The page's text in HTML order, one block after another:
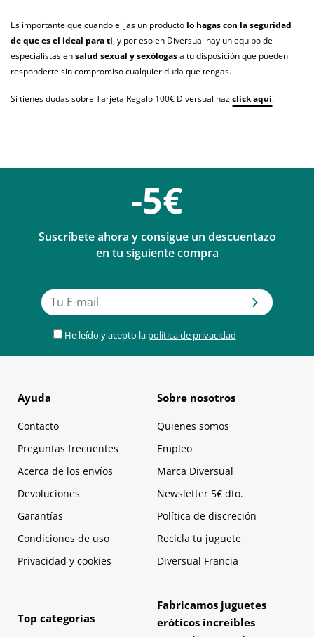
Es importante que cuando elijas un producto lo hagas con la seguridad
de que es el ideal para ti, y por eso en Diversual hay un equipo de
especialistas ensalud sexual y sexólogasa tu disposición que pueden
responderte sin compromiso cualquier duda que tengas.
Si tienes dudas sobre Tarjeta Regalo 100€ Diversual hazclick aquí.
-5€
Suscríbete ahora y consigue un descuentazo
en tu siguiente compra
He leído y acepto la política de privacidad
Ayuda
Contacto
Preguntas frecuentes
Acerca de los envíos
Devoluciones
Garantías
Condiciones de uso
Privacidad y cookies
Sobre nosotros
Quienes somos
Empleo
Marca Diversual
Newsletter 5€ dto.
Política de discreción
Recicla tu juguete
Diversual Francia
Top categorías
Fabricamos juguetes
eróticos increíbles